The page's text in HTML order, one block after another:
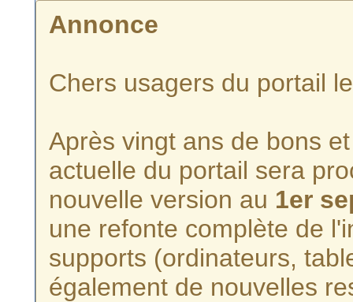
Annonce
Chers usagers du portail
Après vingt ans de bons
actuelle du portail sera
nouvelle version au 1er
une refonte complète de
supports (ordinateurs,
également de nouvelles